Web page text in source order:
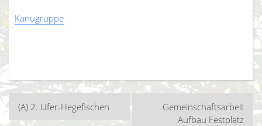
Kanugruppe
Beitragsnavigation
(A) 2. Ufer-Hegefischen
Gemeinschaftsarbeit
Aufbau Festplatz